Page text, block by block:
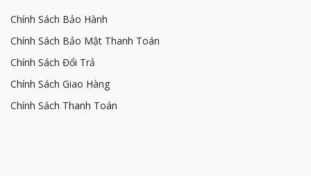
Chính Sách Bảo Hành
Chính Sách Bảo Mật Thanh Toán
Chính Sách Đổi Trả
Chính Sách Giao Hàng
Chính Sách Thanh Toán